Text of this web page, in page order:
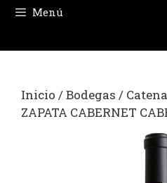
Menú
Inicio /Bodegas /
ZAPATA CABERNET